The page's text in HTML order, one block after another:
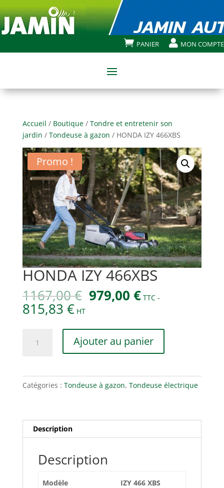
 PANIER  MON COMPTE
Accueil / Boutique/ Tondre et entretenir son
jardin / Tondeuse à gazon / HONDA IZY 466XBS
Promo !
HONDA IZY 466XBS
1167,00€ Le
prix
était :
1167,00 €.
979,00 €Le
prix
est :
979,00 €.
TTC -
815,83 € HT
Ajouter au panier
Catégories : Tondeuse à gazon, Tondeuse électrique
Description
Description
Modèle IZY 466 XBS